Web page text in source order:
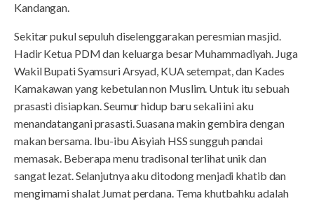
Kandangan.
Sekitar pukul sepuluh diselenggarakan peresmian masjid.
Hadir Ketua PDM dan keluarga besar Muhammadiyah. Juga
Wakil Bupati Syamsuri Arsyad, KUA setempat, dan Kades
Kamakawan yang kebetulan non Muslim. Untuk itu sebuah
prasasti disiapkan. Seumur hidup baru sekali ini aku
menandatangani prasasti. Suasana makin gembira dengan
makan bersama. Ibu-ibu Aisyiah HSS sungguh pandai
memasak. Beberapa menu tradisonal terlihat unik dan
sangat lezat. Selanjutnya aku ditodong menjadi khatib dan
mengimami shalat Jumat perdana. Tema khutbahku adalah